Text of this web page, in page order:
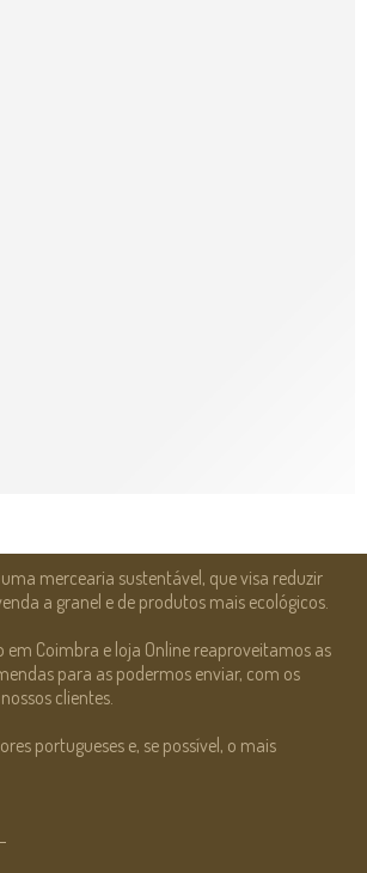
mercearia sustentável, que visa reduzir
a granel e de produtos mais ecológicos.
em Coimbra e loja Online reaproveitamos as
para as podermos enviar, com os
clientes.
portugueses e, se possível, o mais